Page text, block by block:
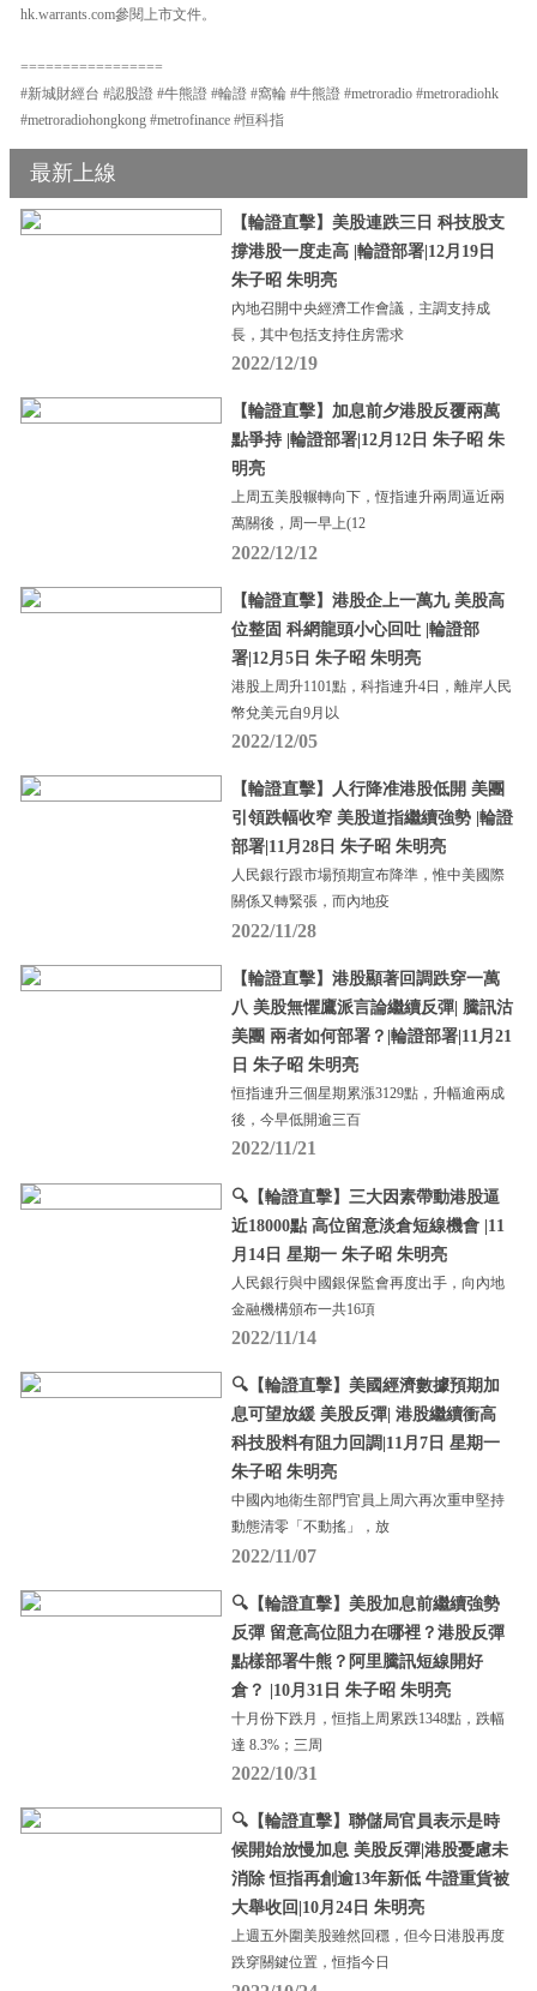
hk.warrants.com參閱上市文件。
=================
#新城財經台 #認股證 #牛熊證 #輪證 #窩輪 #牛熊證 #metroradio #metroradiohk
#metroradiohongkong #metrofinance #恒科指
最新上線
【輪證直擊】美股連跌三日 科技股支
撐港股一度走高 |輪證部署|12月19日
朱子昭 朱明亮
內地召開中央經濟工作會議，主調支持成
長，其中包括支持住房需求
2022/12/19
【輪證直擊】加息前夕港股反覆兩萬
點爭持 |輪證部署|12月12日 朱子昭 朱
明亮
上周五美股輾轉向下，恆指連升兩周逼近兩
萬關後，周一早上(12
2022/12/12
【輪證直擊】港股企上一萬九 美股高
位整固 科網龍頭小心回吐 |輪證部
署|12月5日 朱子昭 朱明亮
港股上周升1101點，科指連升4日，離岸人民
幣兌美元自9月以
2022/12/05
【輪證直擊】人行降准港股低開 美團
引領跌幅收窄 美股道指繼續強勢 |輪證
部署|11月28日 朱子昭 朱明亮
人民銀行跟市場預期宣布降準，惟中美國際
關係又轉緊張，而內地疫
2022/11/28
【輪證直擊】港股顯著回調跌穿一萬
八 美股無懼鷹派言論繼續反彈| 騰訊沽
美團 兩者如何部署？|輪證部署|11月21
日 朱子昭 朱明亮
恒指連升三個星期累漲3129點，升幅逾兩成
後，今早低開逾三百
2022/11/21
🔍【輪證直擊】三大因素帶動港股逼
近18000點 高位留意淡倉短線機會 |11
月14日 星期一 朱子昭 朱明亮
人民銀行與中國銀保監會再度出手，向內地
金融機構頒布一共16項
2022/11/14
🔍【輪證直擊】美國經濟數據預期加
息可望放緩 美股反彈| 港股繼續衝高
科技股料有阻力回調|11月7日 星期一
朱子昭 朱明亮
中國內地衛生部門官員上周六再次重申堅持
動態清零「不動搖」，放
2022/11/07
🔍【輪證直擊】美股加息前繼續強勢
反彈 留意高位阻力在哪裡？港股反彈
點樣部署牛熊？阿里騰訊短線開好
倉？ |10月31日 朱子昭 朱明亮
十月份下跌月，恒指上周累跌1348點，跌幅
達 8.3%；三周
2022/10/31
🔍【輪證直擊】聯儲局官員表示是時
候開始放慢加息 美股反彈|港股憂慮未
消除 恒指再創逾13年新低 牛證重貨被
大舉收回|10月24日 朱明亮
上週五外圍美股雖然回穩，但今日港股再度
跌穿關鍵位置，恒指今日